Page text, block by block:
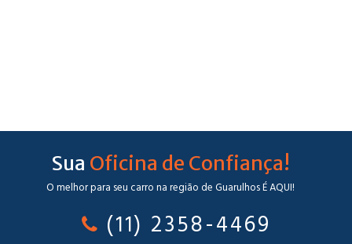
Sua Oficina de Confiança!
O melhor para seu carro na região de Guarulhos É AQUI!
(11) 2358-4469